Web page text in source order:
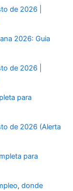
de 2026 |
2026: Guia
de 2026 |
para
de 2026 (Alerta
para
, donde